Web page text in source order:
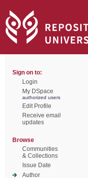
Sign on to:
Login
My DSpace
authorized users
Edit Profile
Receive email
updates
Browse
Communities
& Collections
Issue Date
Author